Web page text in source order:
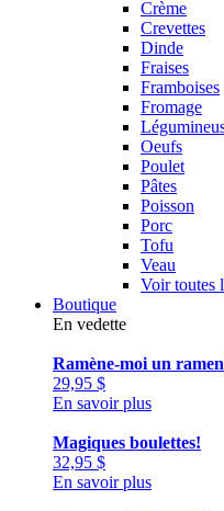
Crème
Crevettes
Dinde
Fraises
Framboises
Fromage
Oeufs
Poulet
Pâtes
Poisson
Porc
Tofu
Veau
Voir toutes
Boutique
En vedette
Ramène-moi un
29,95 $
En savoir plus
Magiques boulettes!
32,95 $
En savoir plus